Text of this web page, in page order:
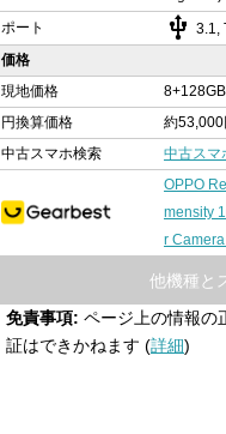
ポート
usb 3.1,
価格
現地価格
円換算価格
約53,000
中古スマホ検索
中古スマ
OPPO
mensity
r
他機種と
免責事項: ページ上の情報の
証はできかねます (詳細)